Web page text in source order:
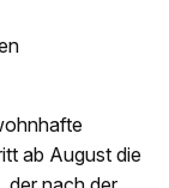
ab August die